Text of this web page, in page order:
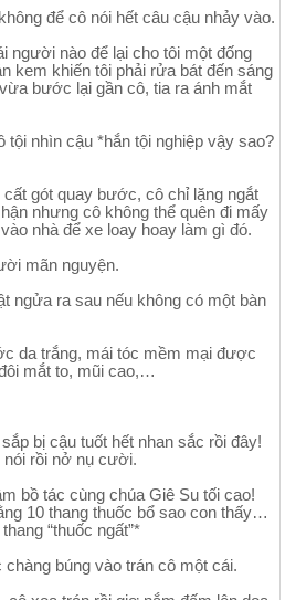
để cô nói hết câu cậu nhảy vào.
người nào để lại cho tôi một đống
kem khiến tôi phải rửa bát đến sáng
bước lại gần cô, tia ra ánh mắt
nhìn cậu *hắn tội nghiệp vậy sao?
gót quay bước, cô chỉ lặng ngắt
nhưng cô không thể quên đi mấy
nhà để xe loay hoay làm gì đó.
mãn nguyện.
ngửa ra sau nếu không có một bàn
da trắng, mái tóc mềm mại được
mắt to, mũi cao,…
bị cậu tuốt hết nhan sắc rồi đây!
nói rồi nở nụ cười.
bồ tác cùng chúa Giê Su tối cao!
10 thang thuốc bổ sao con thấy…
“thuốc ngất”*
búng vào trán cô một cái.